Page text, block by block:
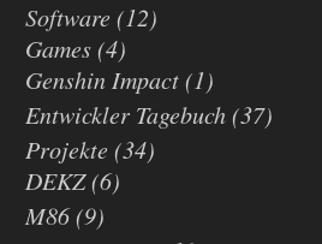
Software(12)
Games(4)
Genshin Impact(1)
Entwickler Tagebuch(37)
Projekte(34)
DEKZ(6)
M86(9)